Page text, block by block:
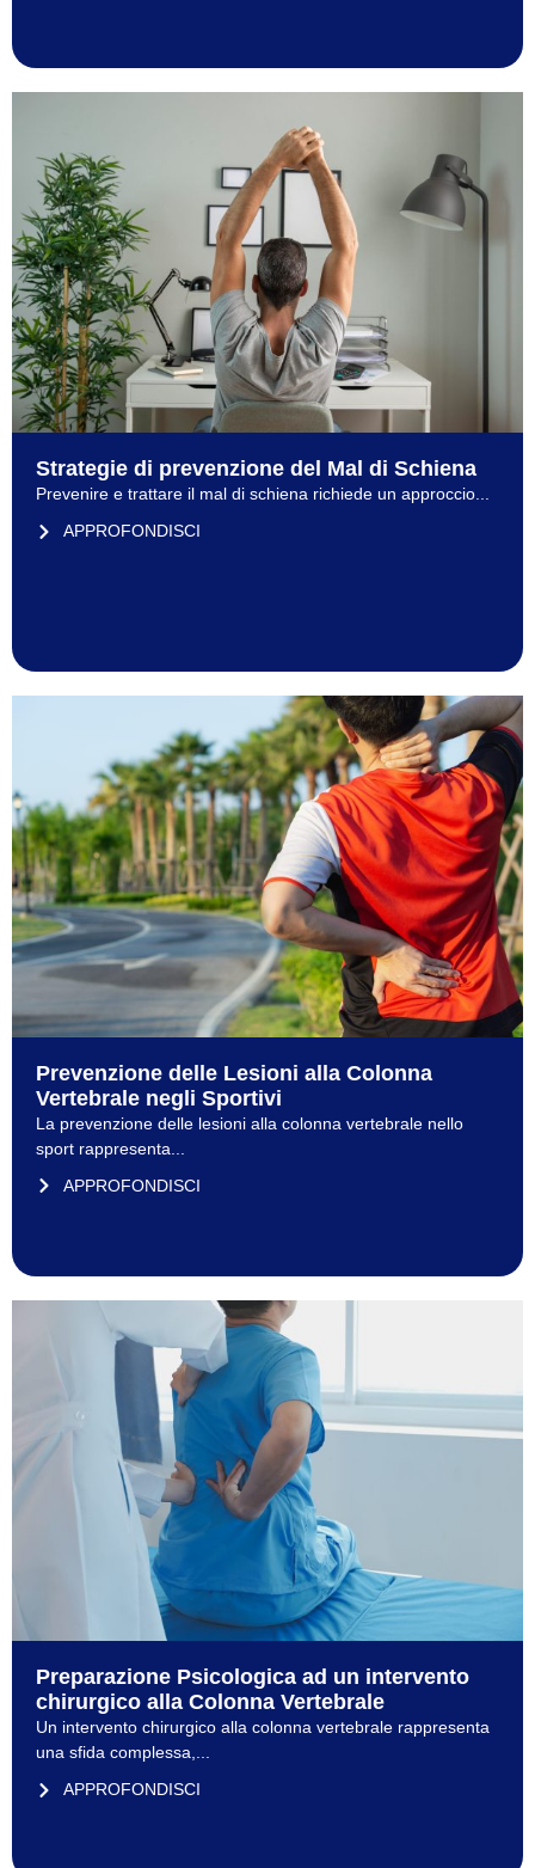
Strategie di prevenzione del Mal di Schiena
Prevenire e trattare il mal di schiena richiede un approccio...
APPROFONDISCI
Prevenzione delle Lesioni alla Colonna
Vertebrale negli Sportivi
La prevenzione delle lesioni alla colonna vertebrale nello
sport rappresenta...
APPROFONDISCI
Preparazione Psicologica ad un intervento
chirurgico alla Colonna Vertebrale
Un intervento chirurgico alla colonna vertebrale rappresenta
una sfida complessa,...
APPROFONDISCI